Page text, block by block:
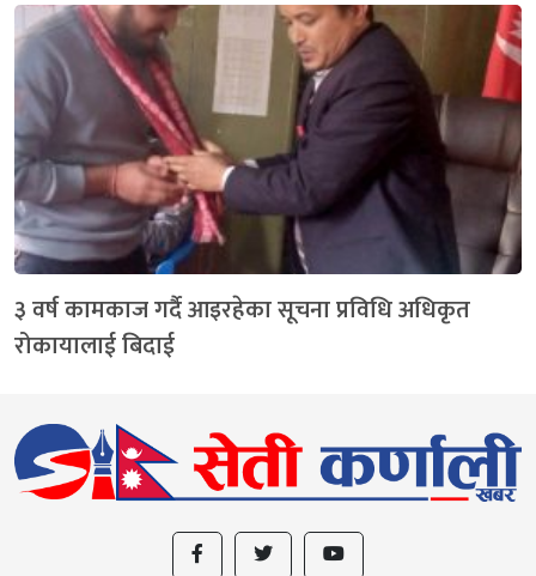
३ वर्ष कामकाज गर्दै आइरहेका सूचना प्रविधि अधिकृत
रोकायालाई बिदाई